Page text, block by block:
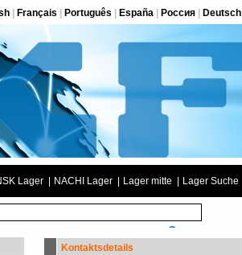
Français Português España Россия Deutsch
Lager NACHI Lager Lager mitte Lager Suche
Kontaktsdetails